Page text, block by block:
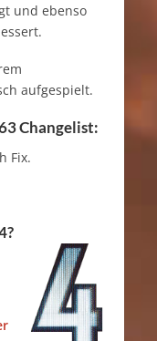
und ebenso
aufgespielt.
Changelist:
Fix.